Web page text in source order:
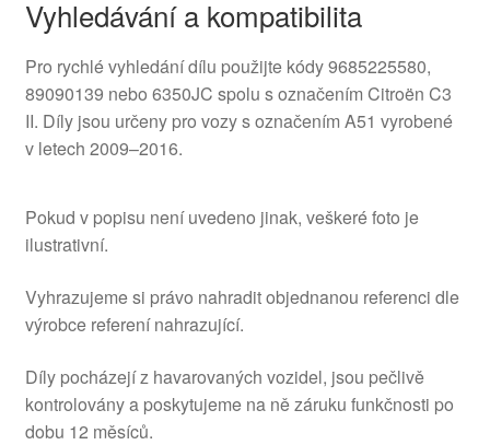
Vyhledávání a kompatibilita
Pro rychlé vyhledání dílu použijte kódy 9685225580,
89090139 nebo 6350JC spolu s označením Citroën C3
II. Díly jsou určeny pro vozy s označením A51 vyrobené
v letech 2009–2016.
Pokud v popisu není uvedeno jinak, veškeré foto je
ilustrativní.
Vyhrazujeme si právo nahradit objednanou referenci dle
výrobce referení nahrazující.
Díly pocházejí z havarovaných vozidel, jsou pečlivě
kontrolovány a poskytujeme na ně záruku funkčnosti po
dobu 12 měsíců.